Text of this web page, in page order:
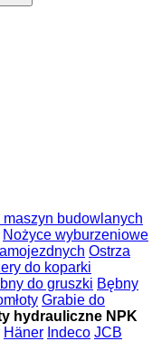
budowlanych
Nożyce wyburzeniowe
Ostrza
do koparki
do gruszki Bębny
Grabie do
hydrauliczne NPK
Häner Indeco JCB